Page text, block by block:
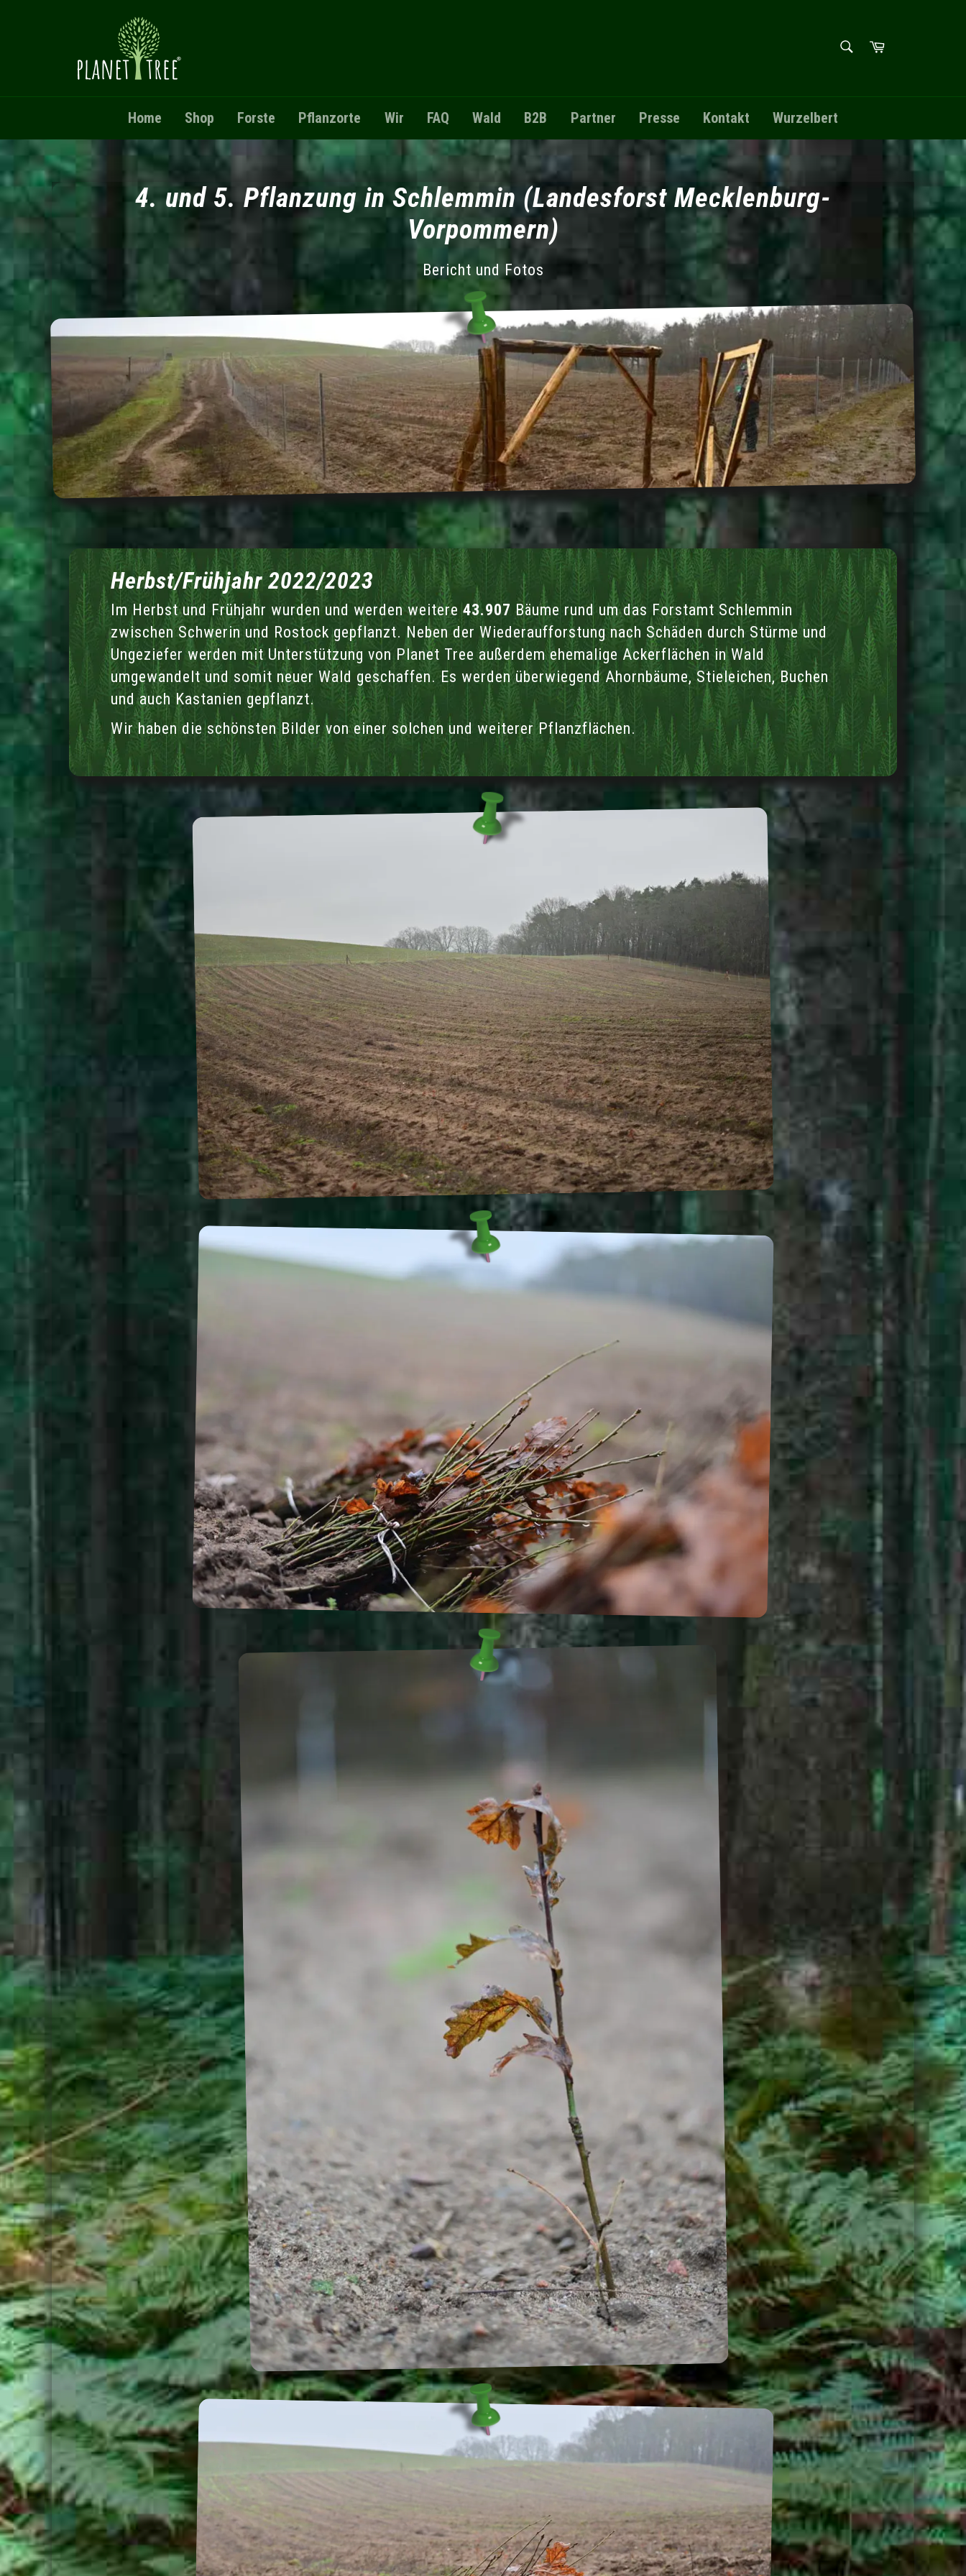
Warenkorb
Home Shop Forste Pflanzorte Wir FAQ Wald B2B Partner Presse Kontakt Wurzelbert
4. und 5. Pflanzung in Schlemmin (Landesforst Mecklenburg-
Vorpommern)
Bericht und Fotos
Herbst/Frühjahr 2022/2023
Im Herbst und Frühjahr wurden und werden weitere 43.907 Bäume rund um das Forstamt Schlemmin
zwischen Schwerin und Rostock gepflanzt. Neben der Wiederaufforstung nach Schäden durch Stürme und
Ungeziefer werden mit Unterstützung von Planet Tree außerdem ehemalige Ackerflächen in Wald
umgewandelt und somit neuer Wald geschaffen. Es werden überwiegend Ahornbäume, Stieleichen, Buchen
und auch Kastanien gepflanzt.
Wir haben die schönsten Bilder von einer solchen und weiterer Pflanzflächen.